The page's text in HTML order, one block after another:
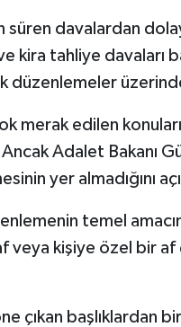
süren davalardan
kira tahliye davaları
düzenlemeler üzerinde
merak edilen
Adalet Bakanı
yer almadığını
temel
kişiye özel bir af
çıkan başlıklardan